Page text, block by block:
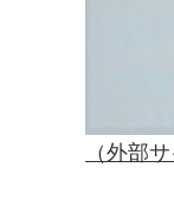
（外部